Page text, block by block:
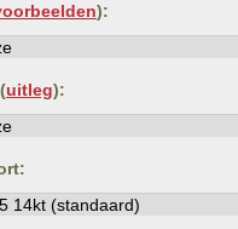
):
uitleg):